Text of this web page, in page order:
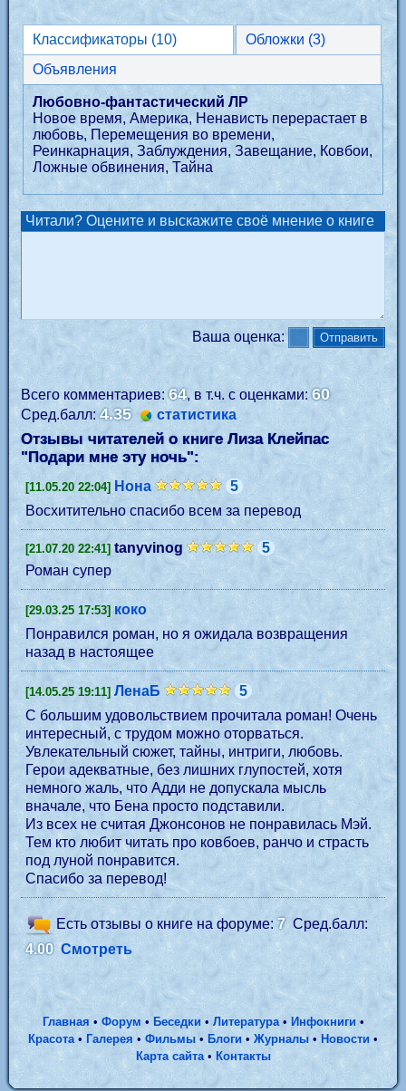
Классификаторы (10)
Обложки (3)
Объявления
Любовно-фантастический ЛР
Новое время, Америка, Ненависть перерастает в
любовь, Перемещения во времени,
Реинкарнация, Заблуждения, Завещание, Ковбои,
Ложные обвинения, Тайна
Читали? Оцените и выскажите своё мнение о книге
Ваша оценка:
Всего комментариев:64, в т.ч. с оценками:60
Сред.балл:4.35 статистика
Отзывы читателей о книге Лиза Клейпас
"Подари мне эту ночь":
[11.05.20 22:04] Нона
5
Восхитительно спасибо всем за перевод
[21.07.20 22:41] tanyvinog
5
Роман супер
[29.03.25 17:53] коко
Понравился роман, но я ожидала возвращения
назад в настоящее
[14.05.25 19:11] ЛенаБ
5
С большим удовольствием прочитала роман! Очень
интересный, с трудом можно оторваться.
Увлекательный сюжет, тайны, интриги, любовь.
Герои адекватные, без лишних глупостей, хотя
немного жаль, что Адди не допускала мысль
вначале, что Бена просто подставили.
Из всех не считая Джонсонов не понравилась Мэй.
Тем кто любит читать про ковбоев, ранчо и страсть
под луной понравится.
Спасибо за перевод!
Есть отзывы о книге на форуме:7Сред.балл:
4.00 Смотреть
Главная • Форум• Беседки• Литература• Инфокниги•
Красота• Галерея •Фильмы • Блоги •Журналы • Новости •
Карта сайта• Контакты